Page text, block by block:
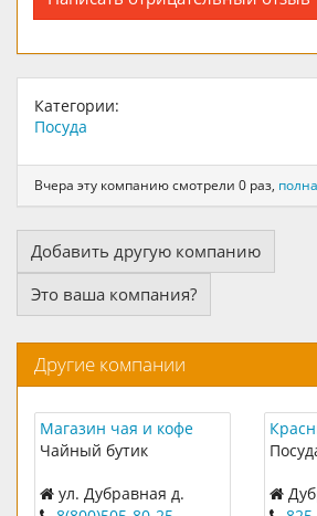
Категории:
Посуда
Вчера эту компанию смотрели 0 раз,
Добавить другую компанию
Это ваша компания?
Другие компании
Магазин чая и кофе
"Винтаж"
Чайный бутик
ул. Дубравная д.